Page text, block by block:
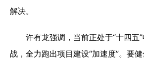
解决。
许有龙强调 ， 当前正处于“十四五
战，全力跑出项目建设“加速度”。要